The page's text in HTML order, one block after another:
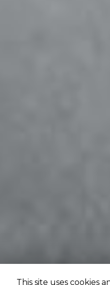
This site uses cookies